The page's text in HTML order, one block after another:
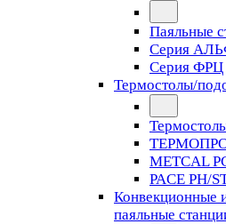
Паяльные
Серия
Серия ФРЦ
Термостолы/
METCAL
PACE PH/
Конвекционные
паяльные